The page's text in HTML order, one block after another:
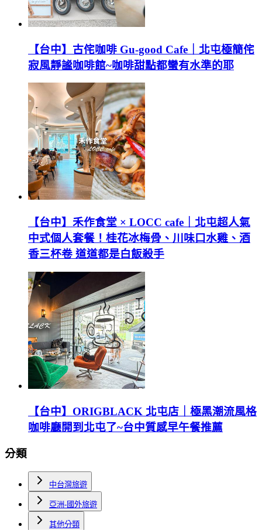
【台中】古侘咖啡 Gu-good Cafe｜北屯極簡侘
寂風靜謐咖啡館~咖啡甜點都蠻有水準的耶
【台中】禾作食堂 × LOCC cafe｜北屯超人氣
中式個人套餐！桂花冰梅骨、川味口水雞、酒
香三杯卷 道道都是白飯殺手
【台中】ORIGBLACK 北屯店｜極黑潮流風格
咖啡廳開到北屯了~台中質感早午餐推薦
分類
中台灣旅遊
亞洲-國外旅遊
其他分類